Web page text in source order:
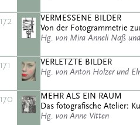
172
VERMESSENE BILDER
Von der Fotogrammetrie
Hg. von Mira Anneli Naß
171
VERLETZTE BILDER
Hg. von Anton Holzer und
170
MEHR ALS EIN RAUM
Das fotografische Atelier:
Hg. von Anne Vitten